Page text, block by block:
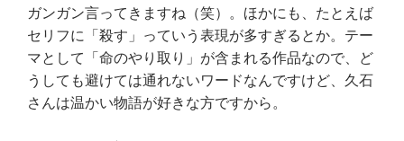
ガンガン言ってきますね（笑）。ほかにも、たとえば
セリフに「殺す」っていう表現が多すぎるとか。テー
マとして「命のやり取り」が含まれる作品なので、ど
うしても避けては通れないワードなんですけど、久石
さんは温かい物語が好きな方ですから。